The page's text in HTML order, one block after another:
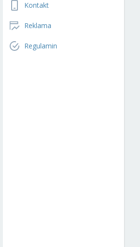
Kontakt
Reklama
Regulamin